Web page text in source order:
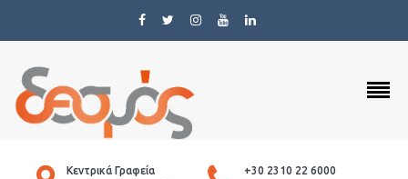
Κεντρικά Γραφεία
+30 2310 22 6000